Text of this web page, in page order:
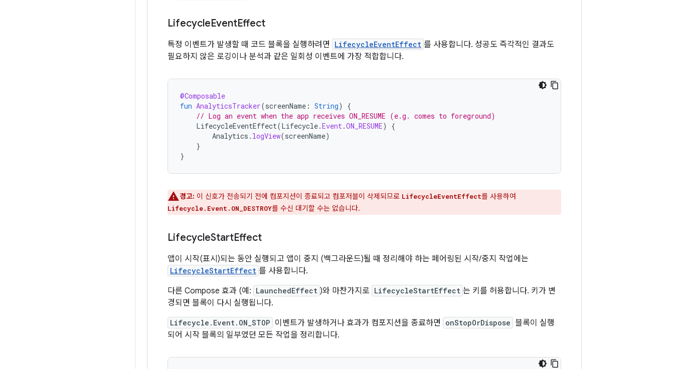
LifecycleEventEffect
특정 이벤트가 발생할 때 코드 블록을 실행하려면 LifecycleEventEffect 를 사용합니다. 성공도 즉각적인 결과도
필요하지 않은 로깅이나 분석과 같은 일회성 이벤트에 가장 적합합니다.
@Composable
fun AnalyticsTracker(screenName : String)
{
// Log an event when the app receives ON_RESUME (e.g. comes to foreground)
LifecycleEventEffect(Lifecycle.Event.ON_RESUME)
{
Analytics . logView(screenName)
}
}
경고: 이 신호가 전송되기 전에 컴포지션이 종료되고 컴포저블이 삭제되므로 LifecycleEventEffect를 사용하여
Lifecycle.Event.ON_DESTROY를 수신 대기할 수는 없습니다.
LifecycleStartEffect
앱이 시작(표시)되는 동안 실행되고 앱이 중지 (백그라운드)될 때 정리해야 하는 페어링된 시작/중지 작업에는
LifecycleStartEffect 를 사용합니다.
다른 Compose 효과 (예: LaunchedEffect )와 마찬가지로 LifecycleStartEffect 는 키를 허용합니다. 키가 변
경되면 블록이 다시 실행됩니다.
Lifecycle.Event.ON_STOP 이벤트가 발생하거나 효과가 컴포지션을 종료하면 onStopOrDispose 블록이 실행
되어 시작 블록의 일부였던 모든 작업을 정리합니다.